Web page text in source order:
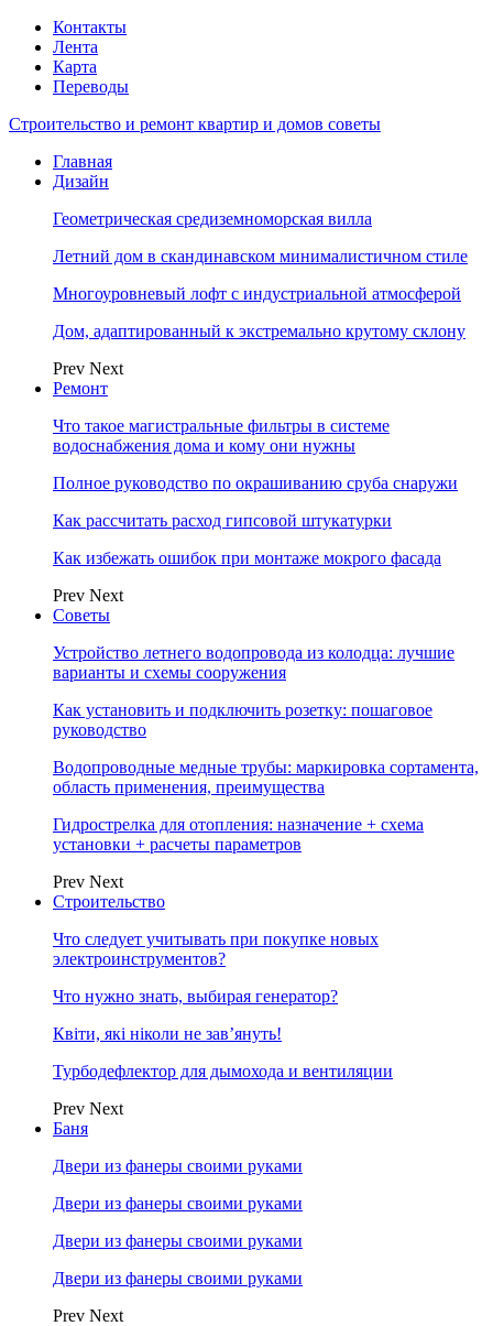
Контакты
Лента
Карта
Переводы
Строительство и ремонт квартир и домов советы
Главная
Дизайн
Геометрическая средиземноморская вилла
Летний дом в скандинавском минималистичном стиле
Многоуровневый лофт с индустриальной атмосферой
Дом, адаптированный к экстремально крутому склону
Prev Next
Ремонт
Что такое магистральные фильтры в системе
водоснабжения дома и кому они нужны
Полное руководство по окрашиванию сруба снаружи
Как рассчитать расход гипсовой штукатурки
Как избежать ошибок при монтаже мокрого фасада
Prev Next
Советы
Устройство летнего водопровода из колодца: лучшие
варианты и схемы сооружения
Как установить и подключить розетку: пошаговое
руководство
Водопроводные медные трубы: маркировка сортамента,
область применения, преимущества
Гидрострелка для отопления: назначение + схема
установки + расчеты параметров
Prev Next
Строительство
Что следует учитывать при покупке новых
электроинструментов?
Что нужно знать, выбирая генератор?
Квіти, які ніколи не зав’януть!
Турбодефлектор для дымохода и вентиляции
Prev Next
Баня
Двери из фанеры своими руками
Двери из фанеры своими руками
Двери из фанеры своими руками
Двери из фанеры своими руками
Prev Next